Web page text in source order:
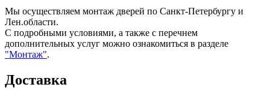
Мы осуществляем монтаж дверей по Санкт-Петербургу и
Лен.области.
С подробными условиями, а также с перечнем
дополнительных услуг можно ознакомиться в разделе
"Монтаж".
Доставка